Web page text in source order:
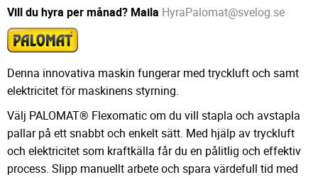
Vill du hyra per månad? Maila HyraPalomat@svelog.se
Denna innovativa maskin fungerar med tryckluft och samt
elektricitet för maskinens styrning.
Välj PALOMAT® Flexomatic om du vill stapla och avstapla
pallar på ett snabbt och enkelt sätt. Med hjälp av tryckluft
och elektricitet som kraftkälla får du en pålitlig och effektiv
process. Slipp manuellt arbete och spara värdefull tid med